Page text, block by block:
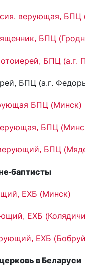
верующая, БПЦ
БПЦ
БПЦ (а.г.
БПЦ (а.г.
БПЦ (Минск)
БПЦ
БПЦ
баптисты
ЕХБ (Минск)
ЕХБ
ЕХБ
в Беларуси